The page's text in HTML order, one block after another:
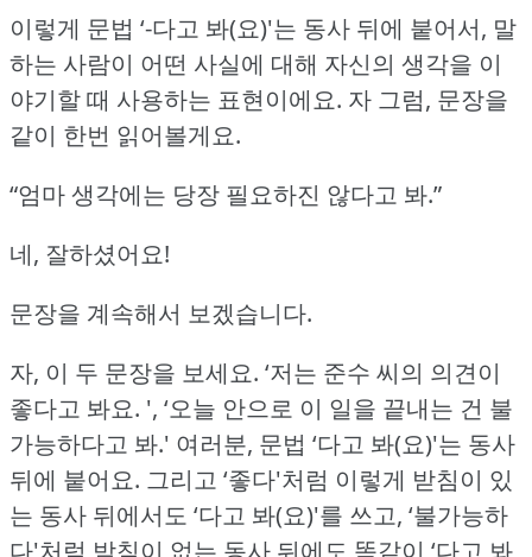
이렇게 문법 ‘-다고 봐(요)'는 동사 뒤에 붙어서, 말
하는 사람이 어떤 사실에 대해 자신의 생각을 이
야기할 때 사용하는 표현이에요. 자 그럼, 문장을
같이 한번 읽어볼게요.
“엄마 생각에는 당장 필요하진 않다고 봐.”
네, 잘하셨어요!
문장을 계속해서 보겠습니다.
자, 이 두 문장을 보세요. ‘저는 준수 씨의 의견이
좋다고 봐요. ', ‘오늘 안으로 이 일을 끝내는 건 불
가능하다고 봐.' 여러분, 문법 ‘다고 봐(요)'는 동사
뒤에 붙어요. 그리고 ‘좋다'처럼 이렇게 받침이 있
는 동사 뒤에서도 ‘다고 봐(요)'를 쓰고, ‘불가능하
다'처럼 받침이 없는 동사 뒤에도 똑같이 ‘다고 봐